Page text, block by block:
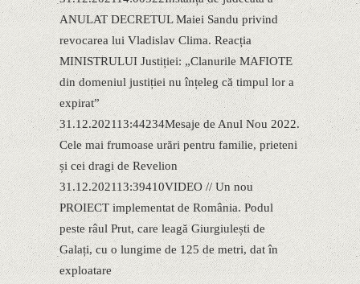
ANULAT DECRETUL Maiei Sandu privind
revocarea lui Vladislav Clima. Reacția
MINISTRULUI Justiției: „Clanurile MAFIOTE
din domeniul justiției nu înțeleg că timpul lor a
expirat”
31.12.202113:44234Mesaje de Anul Nou 2022.
Cele mai frumoase urări pentru familie, prieteni
și cei dragi de Revelion
31.12.202113:39410VIDEO // Un nou
PROIECT implementat de România. Podul
peste râul Prut, care leagă Giurgiulești de
Galați, cu o lungime de 125 de metri, dat în
exploatare